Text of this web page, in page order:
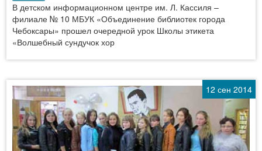
В детском информационном центре им. Л. Кассиля –
филиале № 10 МБУК «Объединение библиотек города
Чебоксары» прошел очередной урок Школы этикета
«Волшебный сундучок хор
12 сен 2014